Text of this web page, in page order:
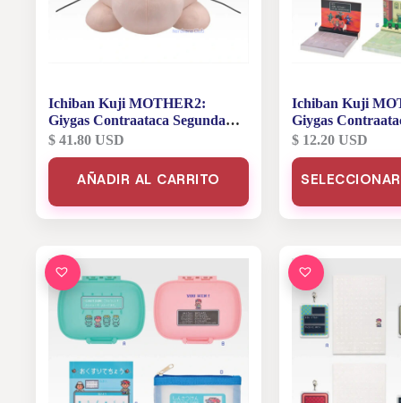
Ichiban Kuji MOTHER2:
Giygas Contraataca Segunda
Edición – Premio Last One
Peluche Abrazable de Mr.
Saturn
$ 41.80 USD
AÑADIR AL CARRITO
Ichiban Kuji
Giygas
Edición – Premio
Llena de
$12.20USD
Este
producto
tiene
múltiples
opciones
se
pueden
elegir
en
la
producto